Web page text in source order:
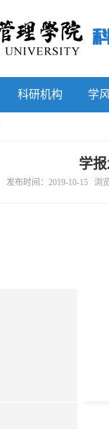
科研机构 学
学
发布时间：2019-10-15 浏